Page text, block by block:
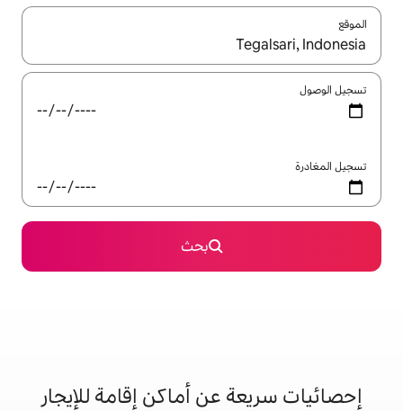
باستخدام السهمين لأعلى ولأسفل أو استكشف عن طريق اللمس أو السحب.
عن أماكن إقامة للإيجار